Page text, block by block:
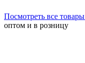
Посмотреть все товары
оптом и в розницу